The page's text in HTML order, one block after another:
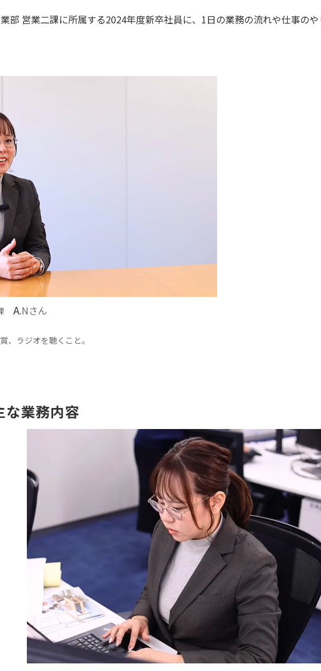
部 営業二課に所属する2024年度新卒社員に、1日の業務の流れや仕事の
A.Nさん
、ラジオを聴くこと。
な業務内容